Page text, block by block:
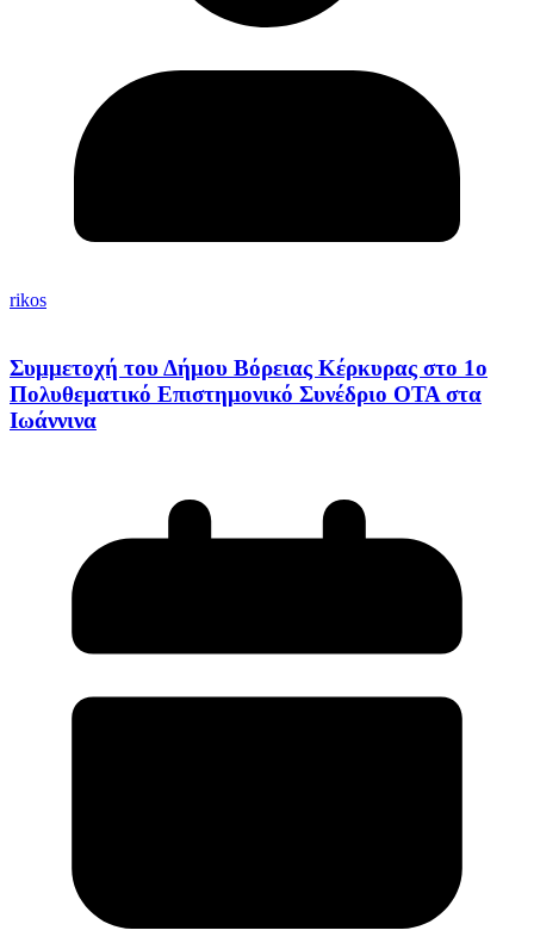
rikos
Συμμετοχή του Δήμου Βόρειας Κέρκυρας στο 1ο
Πολυθεματικό Επιστημονικό Συνέδριο ΟΤΑ στα
Ιωάννινα